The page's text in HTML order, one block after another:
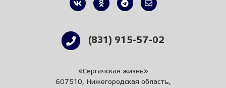
(831) 915-57-02
«Сергачская жизнь»
607510, Нижегородская область,